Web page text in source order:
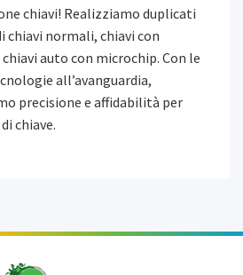
chiavi! Realizziamo duplicati
chiavi normali, chiavi con
auto con microchip. Con le
all’avanguardia,
precisione e affidabilità per
chiave.